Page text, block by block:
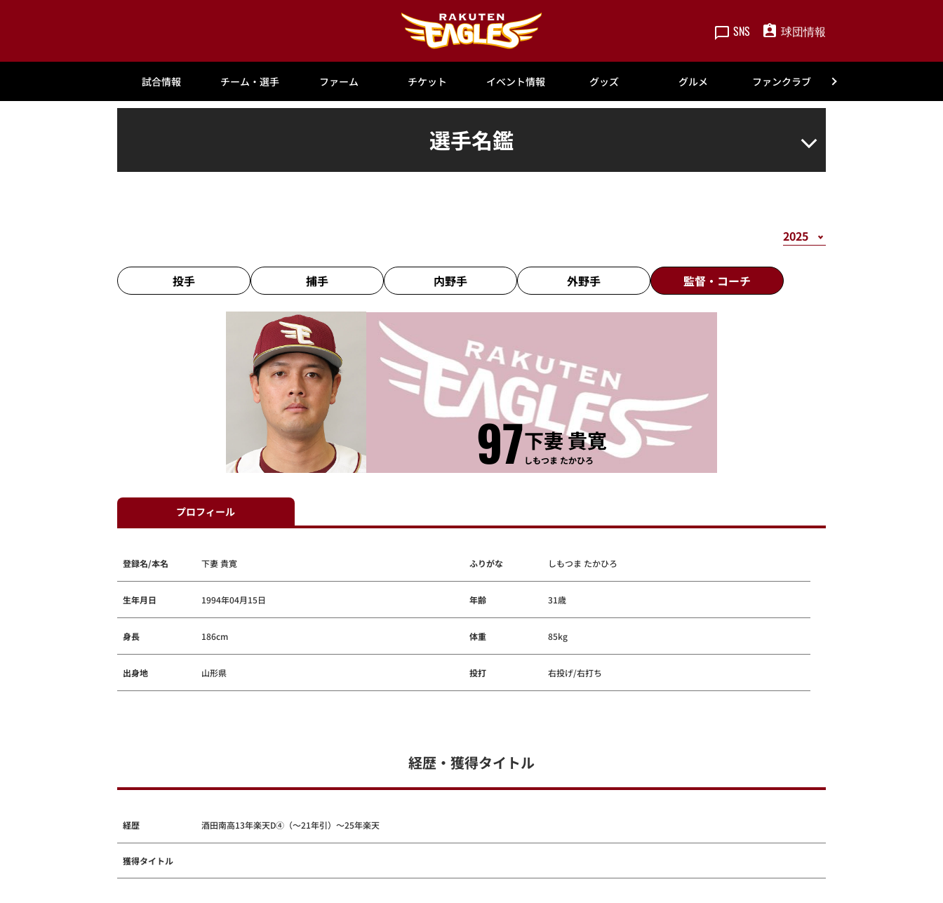
SNS 球団情報
試合情報 チーム・選手 ファーム チケット イベント情報 グッズ グルメ ファンクラブ
選手名鑑
投手 捕手 内野手 外野手 監督・ コーチ
97下妻 貴寛
しもつま たかひろ
プロフィール
登録名/本名 下妻 貴寛 ふりがな しもつま たかひろ
生年月日 1994年04月15日 年齢 31歳
身長 186cm 体重 85kg
出身地 山形県 投打 右投げ/右打ち
経歴・獲得タイトル
経歴 酒田南高13年楽天D④（～21年引）～25年楽天
獲得タイトル